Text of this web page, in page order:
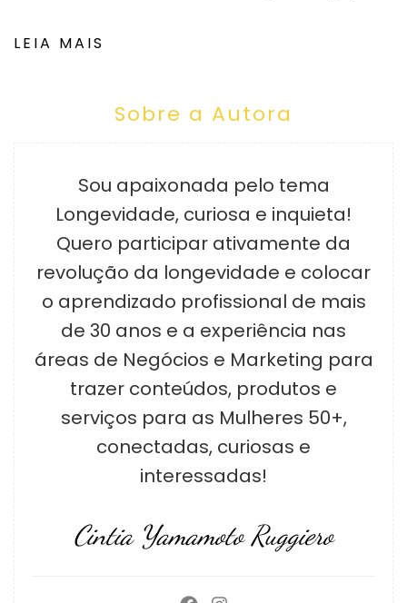
LEIA MAIS
Sobre a Autora
Sou apaixonada pelo tema
Longevidade, curiosa e inquieta!
Quero participar ativamente da
revolução da longevidade e colocar
o aprendizado profissional de mais
de 30 anos e a experiência nas
áreas de Negócios e Marketing para
trazer conteúdos, produtos e
serviços para as Mulheres 50+,
conectadas, curiosas e
interessadas!
Cintia Yamamoto Ruggiero